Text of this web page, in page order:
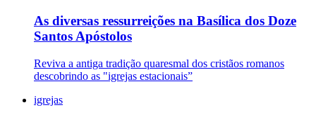
As diversas ressurreições na Basílica dos Doze
Santos Apóstolos
Reviva a antiga tradição quaresmal dos cristãos romanos
descobrindo as "igrejas estacionais”
igrejas